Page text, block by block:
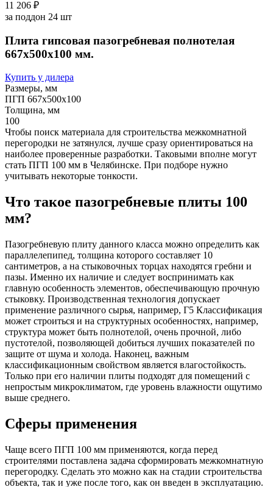
11 206 ₽
за поддон 24 шт
Плита гипсовая пазогребневая полнотелая
667х500х100 мм.
Купить у дилера
Размеры, мм
ПГП 667х500х100
Толщина, мм
100
Чтобы поиск материала для строительства межкомнатной
перегородки не затянулся, лучше сразу ориентироваться на
наиболее проверенные разработки. Таковыми вполне могут
стать ПГП 100 мм в Челябинске. При подборе нужно
учитывать некоторые тонкости.
Что такое пазогребневые плиты 100
мм?
Пазогребневую плиту данного класса можно определить как
параллелепипед, толщина которого составляет 10
сантиметров, а на стыковочных торцах находятся гребни и
пазы. Именно их наличие и следует воспринимать как
главную особенность элементов, обеспечивающую прочную
стыковку. Производственная технология допускает
применение различного сырья, например, Г5 Классификация
может строиться и на структурных особенностях, например,
структура может быть полнотелой, очень прочной, либо
пустотелой, позволяющей добиться лучших показателей по
защите от шума и холода. Наконец, важным
классификационным свойством является влагостойкость.
Только при его наличии плиты подходят для помещений с
непростым микроклиматом, где уровень влажности ощутимо
выше среднего.
Сферы применения
Чаще всего ПГП 100 мм применяются, когда перед
строителями поставлена задача сформировать межкомнатную
перегородку. Сделать это можно как на стадии строительства
объекта, так и уже после того, как он введен в эксплуатацию.